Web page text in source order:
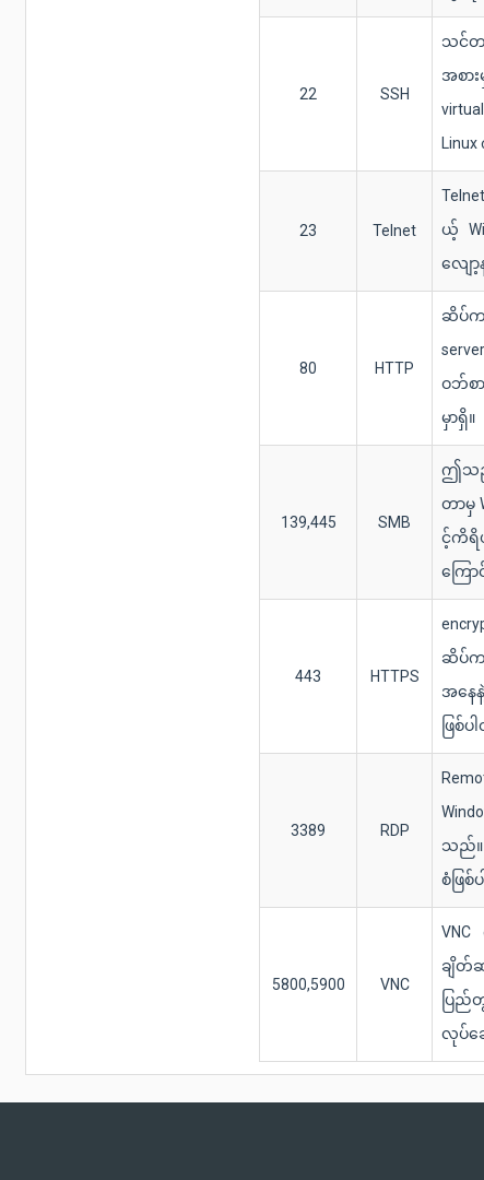
22 SSH
သင်တ
အစာ
23 Telnet
ယ့်
လျေ
80 HTTP
ဆိပ်က
ဝဘ်စ
မှာရှိ။
139,445 SMB
ဤသည်
တာမှ
င့်ကိရိ
ကြေ
443 HTTPS
ဆိပ်က
အနေနဲ့
ဖြစ်
3389 RDP
သည်။
စံဖြ
5800,5900 VNC
ချိ
ပြည်
လုပ်ဆ